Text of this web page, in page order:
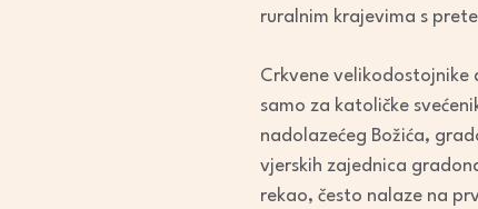
ruralnim krajevima s
Crkvene velikodostojnike
samo za katoličke
nadolazećeg Božića,
vjerskih zajednica
rekao, često nalaze na